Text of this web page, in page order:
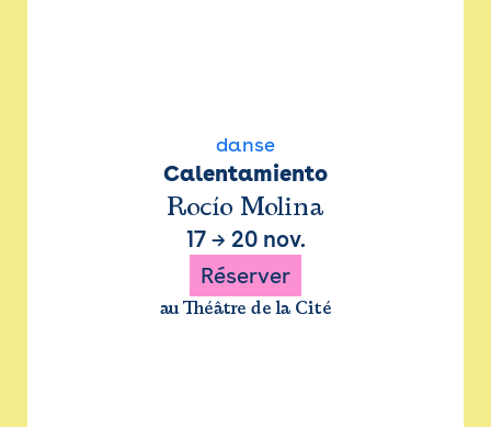
danse
Calentamiento
Rocío Molina
17→ 20 nov.
Réserver
au Théâtre de la Cité